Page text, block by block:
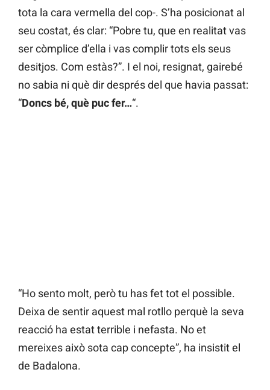
tota la cara vermella del cop-. S’ha posicionat al
seu costat, és clar: “Pobre tu, que en realitat vas
ser còmplice d’ella i vas complir tots els seus
desitjos. Com estàs?”. I el noi, resignat, gairebé
no sabia ni què dir després del que havia passat:
“Doncs bé, què puc fer…“.
“Ho sento molt, però tu has fet tot el possible.
Deixa de sentir aquest mal rotllo perquè la seva
reacció ha estat terrible i nefasta. No et
mereixes això sota cap concepte”, ha insistit el
de Badalona.